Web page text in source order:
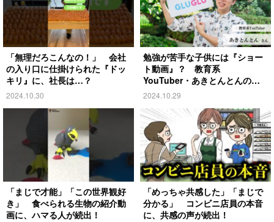
「無理だろこんなの！」 会社
の入り口に仕掛けられた『ドッ
キリ』に、社長は…？
2024.10.30
勉強が苦手な子供には『ショー
ト動画』？ 教育系
YouTuber・あきとんとんの戦
略とは
2024.10.29
「まじで才能」「この世界観好
き」 食べられる生物の紹介動
画に、ハマる人が続出！
「めっちゃ共感した」「まじで
分かる」 コンビニ店員の本音
に、共感の声が続出！